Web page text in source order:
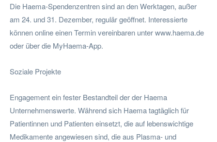
Die Haema-Spendenzentren sind an den Werktagen, außer
am 24. und 31. Dezember, regulär geöffnet. Interessierte
können online einen Termin vereinbaren unter www.haema.de
oder über die MyHaema-App.
Soziale Projekte
Engagement ein fester Bestandteil der der Haema
Unternehmenswerte. Während sich Haema tagtäglich für
Patientinnen und Patienten einsetzt, die auf lebenswichtige
Medikamente angewiesen sind, die aus Plasma- und